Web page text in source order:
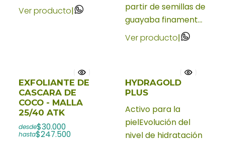
Ver producto|
partir de semillas de
guayaba finament...
Ver producto|
EXFOLIANTE DE
CASCARA DE
COCO - MALLA
25/40 ATK
desde$30.000
hasta$247.500
HYDRAGOLD
PLUS
Activo para la
pielEvolución del
nivel de hidratación